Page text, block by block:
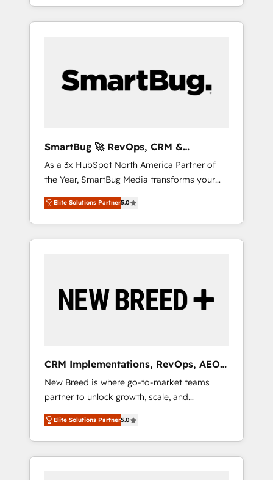
Claude等をHubSpotと連携させ、役割定義・運
用ルール・成果指標まで含めて設計します。 3️⃣
PMOとして主導。「設定の代行ではなく、設計
の責任」を引き受け、部門横断の統合・浸透・
Hubで一体提供。 ▸ 既存CRM・MAからの移行
支援：Salesforce・Marketo・Pardot等からの
移行、カスタム設計、履歴データ移行と活用設
計まで。 ▸ AEO対応：ChatGPT・Perplexity等
のAI検索からの流入・引用を前提にコンテンツ
HubSpotアワード受賞・HUGリーダー ✓
AI活用に関するご相談、現状整理の壁打ちな
ど、構想段階からお気軽にお問い合わせくださ
OS) to align your leadership and engineer a
portal that drives predictable revenue
and Story to stop "accelerating a mess." ⚙️
Elite Engineering & AI Scalable Architecture:
agents, and high-integrity migrations for total
reporting clarity. Security & Compliance: SOC
2 Type I and HIPAA attested for enterprise-
grade data security. 🏆 Why Bluleadz? GTM
OS Partner | 16+ Years Experience | 1,000+
Five-Star Reviews
SmartBug 🚀 RevOps, CRM &
Integration Experts
As a 3x HubSpot North America Partner of
the Year, SmartBug Media transforms your
customer lifecycle into a revenue engine. Our
unified ecosystem includes specialized
divisions Globalia (AI & Software) and Point
Success Media (Paid Media), making this the
by Globalia’s technical development team. -
19 HubSpot-certified trainers to drive
deployment of Breeze AI and custom agents
to automate growth. 🏆 Elite Excellence - 8
platform accreditations and deep HIPAA-
compliance expertise. - A team of 250+
experts dedicated to your resilient growth.
Elite Solutions Partner5.0
CRM Implementations, RevOps, AEO
+ Web, Demand Gen
New Breed is where go-to-market teams
partner to unlock growth, scale, and
transformation. We help companies activate
HubSpot’s AI-powered customer platform
and operationalize HubSpot’s Loop
Marketing framework through expert-led
Elite Solutions Partner5.0